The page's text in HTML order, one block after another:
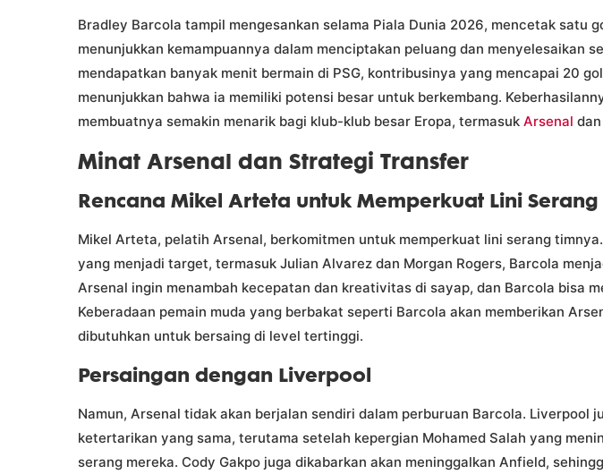
Bradley Barcola tampil mengesankan selama Piala Dunia 2026, mencetak satu
menunjukkan kemampuannya dalam menciptakan peluang dan menyelesaikan
mendapatkan banyak menit bermain di PSG, kontribusinya yang mencapai 20
menunjukkan bahwa ia memiliki potensi besar untuk berkembang.
membuatnya semakin menarik bagi klub-klub besar Eropa, termasuk Arsenal
Minat Arsenal dan Strategi Transfer
Rencana Mikel Arteta untuk Memperkuat Lini Serang
Mikel Arteta, pelatih Arsenal, berkomitmen untuk memperkuat lini serang
yang menjadi target, termasuk Julian Alvarez dan Morgan Rogers, Barcola
Arsenal ingin menambah kecepatan dan kreativitas di sayap, dan Barcola bisa
Keberadaan pemain muda yang berbakat seperti Barcola akan memberikan
dibutuhkan untuk bersaing di level tertinggi.
Persaingan dengan Liverpool
Namun, Arsenal tidak akan berjalan sendiri dalam perburuan Barcola. Liverpool
ketertarikan yang sama, terutama setelah kepergian Mohamed Salah yang
serang mereka. Cody Gakpo juga dikabarkan akan meninggalkan Anfield,